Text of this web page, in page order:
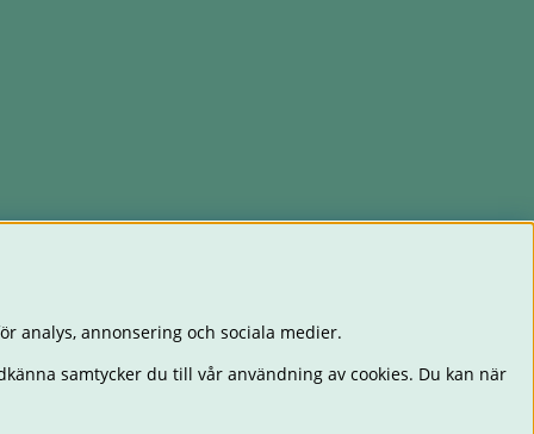
analys, annonsering och sociala medier.
samtycker du till vår användning av cookies. Du kan när